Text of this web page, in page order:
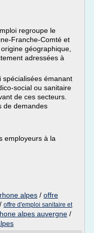
regroupe le
Franche-Comté et
géographique,
adressées à
spécialisées émanant
social ou sanitaire
de ces secteurs.
de demandes
employeurs à la
alpes / offre
/ offre d'emploi sanitaire et
alpes auvergne /